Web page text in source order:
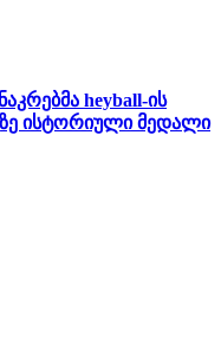
heyball-ის
ისტორიული მედალი